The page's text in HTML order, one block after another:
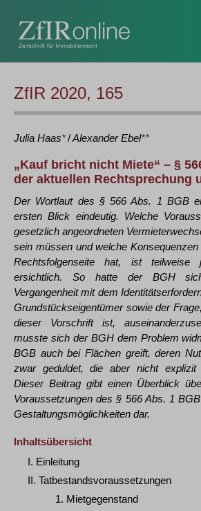
ZfIR 2020, 165
Julia Haas*/Alexander Ebel**
„Kauf bricht nicht Miete“ – §
der aktuellen Rechtsprechung
Der Wortlaut des § 566 Abs. 1 BGB
ersten Blick eindeutig. Welche
gesetzlich angeordneten
sein müssen und welche
Rechtsfolgenseite hat, ist teilweise
ersichtlich. So hatte der BGH
Vergangenheit mit dem
Grundstückseigentümer sowie der
dieser Vorschrift ist,
musste sich der BGH dem Problem
BGB auch bei Flächen greift, deren
zwar geduldet, die aber nicht explizit
Dieser Beitrag gibt einen Überblick
Voraussetzungen des § 566 Abs. 1
Gestaltungsmöglichkeiten dar.
Inhaltsübersicht
I. Einleitung
II. Tatbestandsvoraussetzungen
1. Mietgegenstand